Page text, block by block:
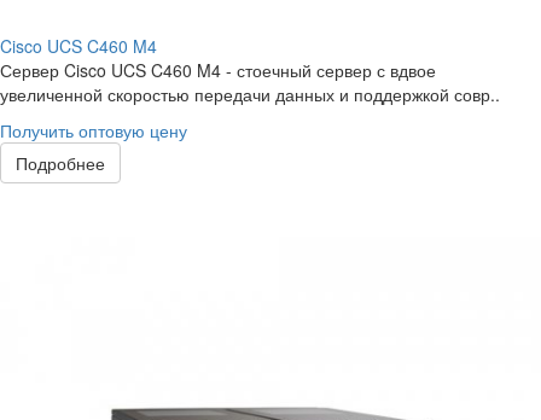
Cisco UCS C460 M4
Сервер Cisco UCS C460 M4 - стоечный сервер с вдвое
увеличенной скоростью передачи данных и поддержкой совр..
Получить оптовую цену
Подробнее